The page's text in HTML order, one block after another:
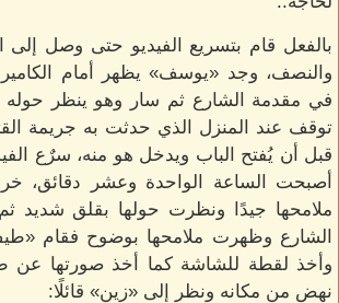
بالفعل قام بتسريع الفيديو حتى وصل إلى
والنصف، وجد «يوسف» يظهر أمام
في مقدمة الشارع ثم سار وهو ينظر حوله
توقف عند المنزل الذي حدثت به جريمة
قبل أن يُفتح الباب ويدخل هو منه، سرٌع
أصبحت الساعة الواحدة وعشر دقائق،
ملامحها جيدًا ونظرت حولها بقلق شديد
الشارع وظهرت ملامحها بوضوح فقام
وأخذ لقطة للشاشة كما أخذ صورتها عن
نهض من مكانه ونظر إلى «زين» قائلًا: